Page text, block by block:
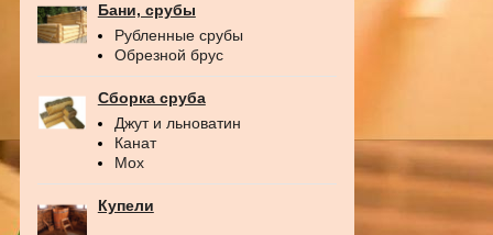
Бани, срубы
Рубленные срубы
Обрезной брус
Сборка сруба
Джут и льноватин
Канат
Мох
Купели